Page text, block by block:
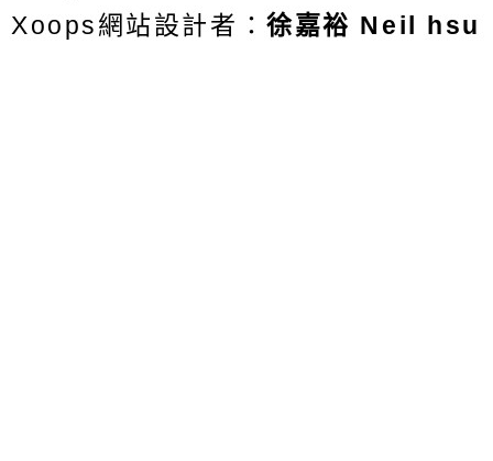
Xoops網站設計者：徐嘉裕 Neil hsu